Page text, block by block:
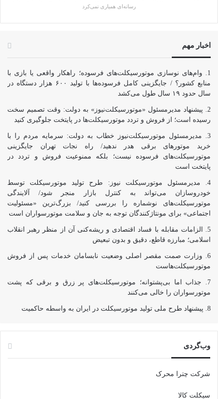
رسانه‌ای همیاری نمی‌کرد
اخبار مهم
وام‌های نوسازی موتورسیکلت‌های فرسوده؛ راهکار واقعی یا بازی با
منابع کشور؟ / جایگزینی کامل فرسوده‌ها با تولید ۶۰۰ هزار دستگاه در
سال حدود ۱۹ سال طول می‌کشد
پیشنهاد مدیرمسئول «موتورسیکلت‌نیوز» به دولت: وقت تصمیم سخت
رسیده است؛ از فروش و تردد موتورسیکلت‌ها در پایتخت جلوگیری کنید
مدیرمسئول موتورسیکلت‌نیوز خطاب به دولت: سرمایه مردم را با
خرید موتورهای برقی هدر ندهید/ راه نجات تهران جایگزینی
موتورسیکلت‌های فرسوده نیست؛ بلکه ممنوعیت فروش و تردد در
پایتخت است
مدیرمسئول موتورسیکلت نیوز: طرح تولید موتورسیکلت توسط
خودروسازان می‌تواند به کنترل بازار منجر شود/ آلایندگی
موتورسیکلت‌های نوشماره را بررسی کنید/ بزرگ‌ترین «مسئولیت
اجتماعی» برای مونتاژکنندگان توجه به جان و سلامت موتورسواران است
الزامات مقابله با فساد اقتصادی و ریشه‌کنی آن از منظر رهبر انقلاب
اسلامی؛ مبارزه قاطع، دقیق و بدون تبعیض
وزارت صمت مقصر اصلی وضعیت نابسامان خدمات پس از فروش
موتورسیکلت‌هاست
جذاب اما بی‌پشتوانه؛ موتورسیکلت‌های پر زرق‌ و برقی که پشت
موتورسواران را خالی می‌کنند
پیشنهاد طرح ملی تولید موتورسیکلت در ایران به واسطه حاکمیت
وب‌گردی
شرکت چترا محرک
سیکلت کالا